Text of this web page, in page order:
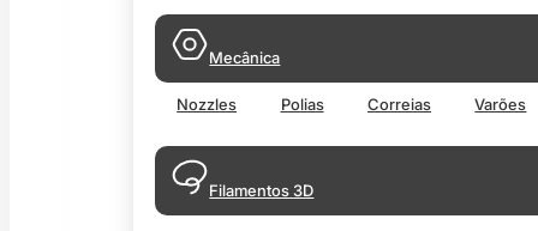
Mecânica
Nozzles Polias Correias Varões
Filamentos 3D